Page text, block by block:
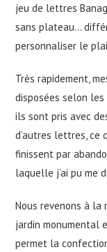
jeu de lettres
sans plateau…
personnaliser le
Très rapidement,
disposées selon
ils sont pris avec
d’autres lettres,
finissent par
laquelle j’ai pu me
Nous revenons à la
jardin monumental
permet la